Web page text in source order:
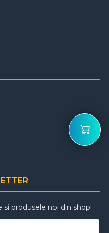
produsele noi din shop!